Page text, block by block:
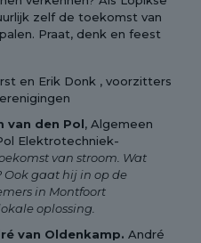
zelf de toekomst van
Praat, denk en feest
en Erik Donk , voorzitters
van den Pol, Algemeen
Elektrotechniek-
van stroom. Wat
Ook gaat hij in op de
in Montfoort
oplossing.
van Oldenkamp. André